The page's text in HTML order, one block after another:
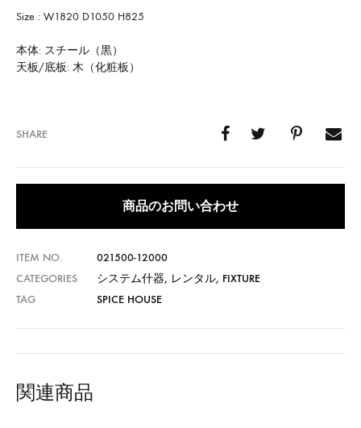
い
ま
す
Size : W1820 D1050 H825
本体: スチール（黒）
天板/底板: 木（化粧板）
SHARE
商品のお問い合わせ
ITEM NO.
021500-12000
CATEGORIES
システム什器, レンタル, FIXTURE
TAG
SPICE HOUSE
関連商品